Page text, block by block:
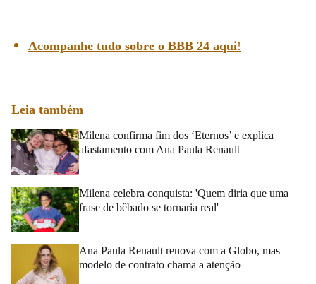
Acompanhe tudo sobre o BBB 24 aqui!
Leia também
Milena confirma fim dos ‘Eternos’ e explica
afastamento com Ana Paula Renault
Milena celebra conquista: 'Quem diria que uma
frase de bêbado se tornaria real'
Ana Paula Renault renova com a Globo, mas
modelo de contrato chama a atenção